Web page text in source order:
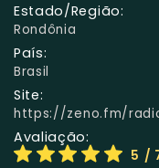
Estado/Região:
Rondônia
País:
Brasil
Site:
https://zeno.fm/
Avaliação:
5 /